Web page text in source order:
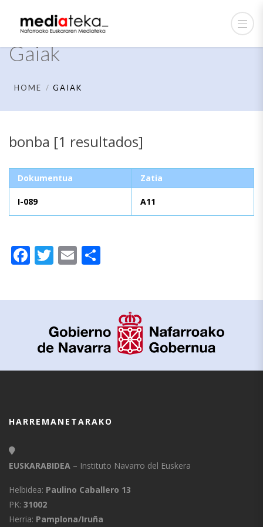
Gaiak
HOME GAIAK
bonba [1 resultados]
Dokumentua Zatia
I-089 A11
Facebook
Twitter
Email
HARREMANETARAKO
EUSKARABIDEA – Instituto Navarro del Euskera
Helbidea: Paulino Caballero 13
PK: 31002
Herria: Pamplona/Iruña